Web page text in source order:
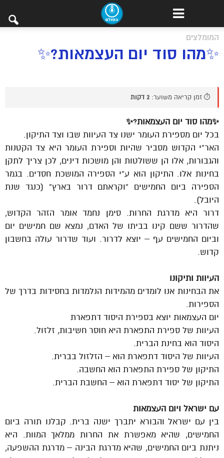
המומלצים
✨מהו סוד יום העצמאות?✨
⏱️ זמן קריאה משוער: 2 דקות
✨מהו סוד יום העצמאות?✨
בכל יום מספירת העומר ישנו צד העיוות שבו וצד התיקון.
האר”י הקדוש מסביר שהיות וספירת העומר היא צד הקטנות
והגבורות, אלו הן ששולטות והן מושכות דינים, לכן צריך לתקן
בחינות אלו. התיקון הוא ע”י הספירה המושכת חסדים. בגמר
הספירה ביום החמישים “וקראתם דרור בארץ” (כנגד שנת
היובל).
דרור היא מדרגת החרות. סימן נחמד אומר הזהר הקדוש,
שהדרור ששם קינו בביתו של האדם, נמצא שם חמישים יום
וביום החמישים עף – יוצא לדרור. ועוד שדרור עולה בחשבון
קדוש.
העיוות ותיקונו
את הבחינות אנו לומדים מהמידות הנלמדות בחסידות בדרך של
הספירות.
יום העצמאות יוצא בספירת היסוד דתפארת
העיוות של ספירת התפארת היא חוסר חשיבות, זלזול.
היסוד הוא בחינת הברית.
העיוות של היסוד דתפארת הוא – הזלזול בברית.
התיקון של ספירת התפארת הוא החשבה.
התיקון של יסוד דתפארת הוא – החשבת הברית.
עם ישראל ויום העצמאות
בין עם ישראל והבורא יתברך ישנה ברית. קבלנו תורה ביום
החמישים, שהיא מאפשרת את החרות ממלאך המוות. היא
ניתנת ביום החמישים, שהיא מדרגת הבינה – מדרגת ההשפעה,